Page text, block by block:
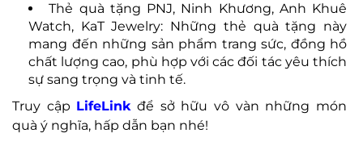
Thẻ quà tặng PNJ, Ninh Khương, Anh Khuê
Watch, KaT Jewelry: Những thẻ quà tặng này
mang đến những sản phẩm trang sức, đồng hồ
chất lượng cao, phù hợp với các đối tác yêu thích
sự sang trọng và tinh tế.
Truy cập LifeLinkđể sở hữu vô vàn những món
quà ý nghĩa, hấp dẫn bạn nhé!